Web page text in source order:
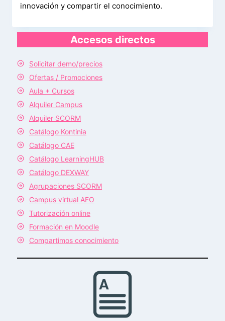
innovación y compartir el conocimiento.
Accesos directos
Solicitar demo/precios
Ofertas / Promociones
Aula + Cursos
Alquiler Campus
Alquiler SCORM
Catálogo Kontinia
Catálogo CAE
Catálogo LearningHUB
Catálogo DEXWAY
Agrupaciones SCORM
Campus virtual AFO
Tutorización online
Formación en Moodle
Compartimos conocimiento